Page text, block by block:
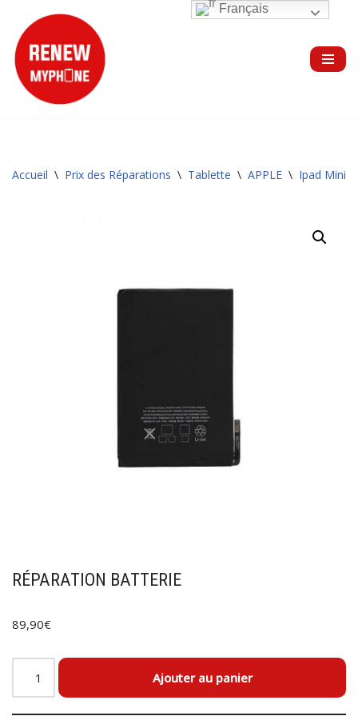
Aller
au
contenu
Accueil \ Prix des Réparations \ Tablette \ APPLE \ Ipad Mini
RÉPARATION BATTERIE
89,90€
Ajouter au panier
Français